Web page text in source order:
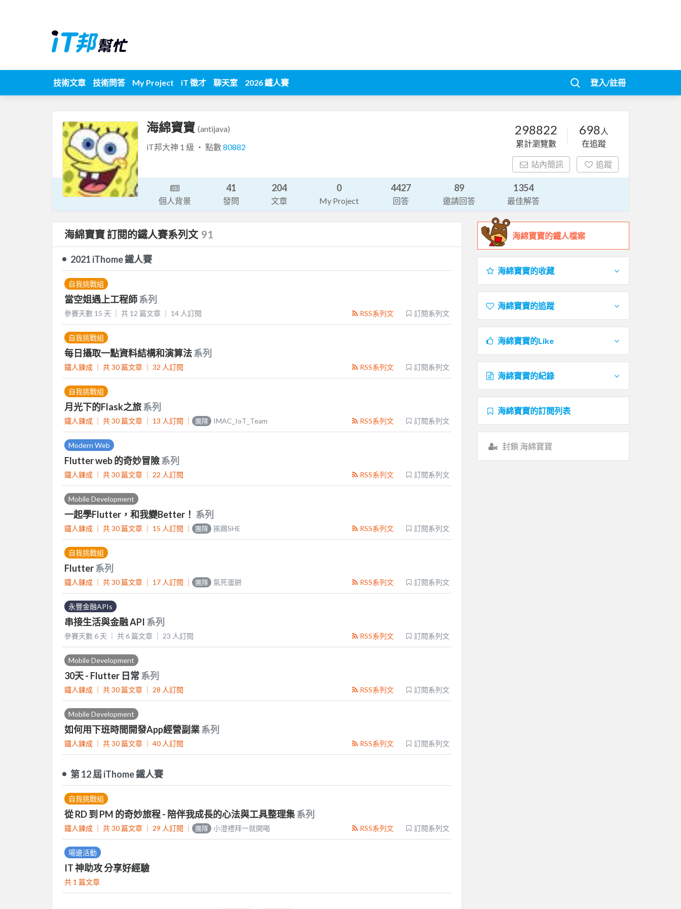
技術文章 技術問答 My Project iT 徵才 聊天室 2026 鐵人賽 登入/註冊
海綿寶寶 (antijava)
iT邦大神 1 級 ‧ 點數80882
298822
累計瀏覽數
698 人
在追蹤
站內簡訊 追蹤
個人背景
41
發問
204
文章
0
My Project
4427
回答
89
邀請回答
1354
最佳解答
海綿寶寶 訂閱的鐵人賽系列文 91
2021 iThome 鐵人賽
自我挑戰組
當空姐遇上工程師系列
參賽天數 15 天 ｜ 共 12 篇文章 ｜ 14 人訂閱 訂閱系列文
RSS系列文
自我挑戰組
每日攝取一點資料結構和演算法系列
鐵人鍊成 ｜ 共 30 篇文章 ｜ 32 人訂閱 訂閱系列文
RSS系列文
自我挑戰組
月光下的Flask之旅系列
鐵人鍊成 ｜ 共 30 篇文章 ｜ 13 人訂閱 訂閱系列文
RSS系列文
團隊 IMAC_IoT_Team
Modern Web
Flutter web 的奇妙冒險系列
鐵人鍊成 ｜ 共 30 篇文章 ｜ 22 人訂閱 訂閱系列文
RSS系列文
Mobile Development
一起學Flutter，和我變Better！ 系列
鐵人鍊成 ｜ 共 30 篇文章 ｜ 15 人訂閱 訂閱系列文
RSS系列文
團隊 挨踢SHE
自我挑戰組
Flutter系列
鐵人鍊成 ｜ 共 30 篇文章 ｜ 17 人訂閱 訂閱系列文
RSS系列文
團隊 氣死蛋餅
永豐金融APIs
串接生活與金融 API 系列
參賽天數 6 天 ｜ 共 6 篇文章 ｜ 23 人訂閱 訂閱系列文
RSS系列文
Mobile Development
30天 - Flutter 日常系列
鐵人鍊成 ｜ 共 30 篇文章 ｜ 28 人訂閱 訂閱系列文
RSS系列文
Mobile Development
如何用下班時間開發App經營副業系列
鐵人鍊成 ｜ 共 30 篇文章 ｜ 40 人訂閱 訂閱系列文
RSS系列文
第 12 屆 iThome 鐵人賽
自我挑戰組
從 RD 到 PM 的奇妙旅程 - 陪伴我成長的心法與工具整理集系列
鐵人鍊成 ｜ 共 30 篇文章 ｜ 29 人訂閱 訂閱系列文
RSS系列文
團隊 小澄禮拜一就開喝
場邊活動
IT 神助攻 分享好經驗
共 1 篇文章
海綿寶寶的鐵人檔案
海綿寶寶的收藏
海綿寶寶的追蹤
海綿寶寶的Like
海綿寶寶的紀錄
海綿寶寶的訂閱列表
封鎖 海綿寶寶